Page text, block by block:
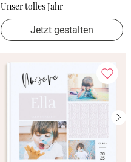
Unser tolles Jahr
Jetzt gestalten